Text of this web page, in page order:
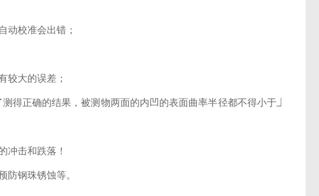
动校准会出错；
较大的误差；
得正确的结果，被测物两面的内凹的表面曲率半径都不得小于上
冲击和跌落！
防钢珠锈蚀等。